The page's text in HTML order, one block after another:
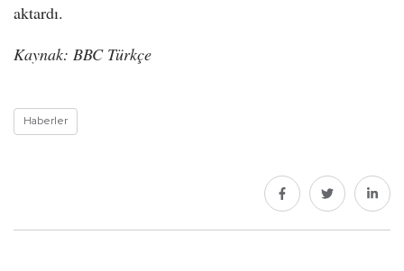
aktardı.
Kaynak: BBC Türkçe
Haberler